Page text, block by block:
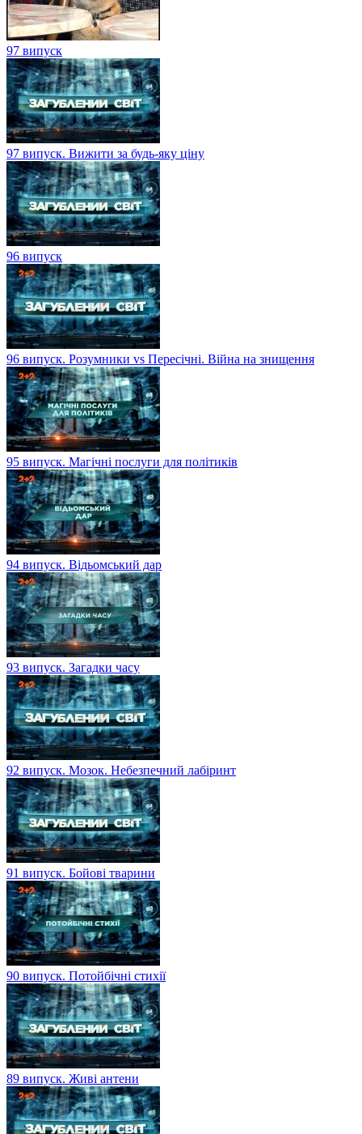
97 випуск
97 випуск. Вижити за будь-яку ціну
96 випуск
96 випуск. Розумники vs Пересічні. Війна на знищення
95 випуск. Магічні послуги для політиків
94 випуск. Відьомський дар
93 випуск. Загадки часу
92 випуск. Мозок. Небезпечний лабіринт
91 випуск. Бойові тварини
90 випуск. Потойбічні стихії
89 випуск. Живі антени